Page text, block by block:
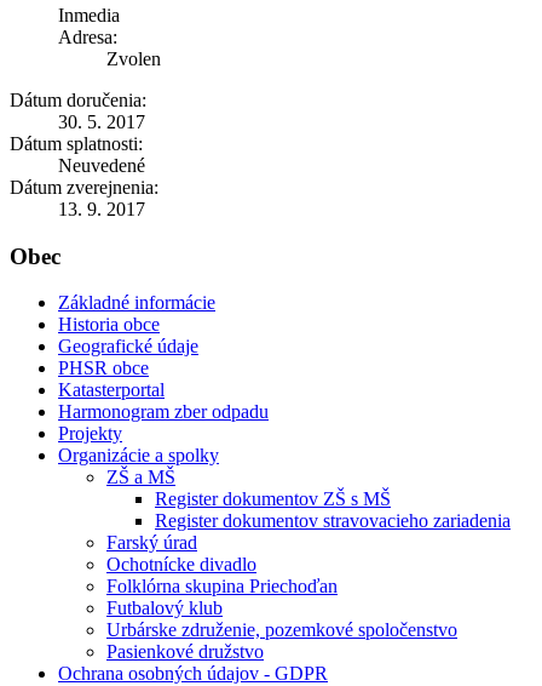
Inmedia
Adresa:
Zvolen
Dátum doručenia:
30. 5. 2017
Dátum splatnosti:
Neuvedené
Dátum zverejnenia:
13. 9. 2017
Obec
Základné informácie
Historia obce
Geografické údaje
PHSR obce
Katasterportal
Harmonogram zber odpadu
Projekty
Organizácie a spolky
ZŠ a MŠ
Register dokumentov ZŠ s MŠ
Register dokumentov stravovacieho zariadenia
Farský úrad
Ochotnícke divadlo
Folklórna skupina Priechoďan
Futbalový klub
Urbárske združenie, pozemkové spoločenstvo
Pasienkové družstvo
Ochrana osobných údajov - GDPR